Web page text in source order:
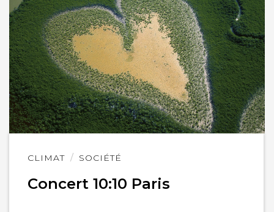
CLIMAT SOCIÉTÉ
Concert 10:10 Paris
Lire